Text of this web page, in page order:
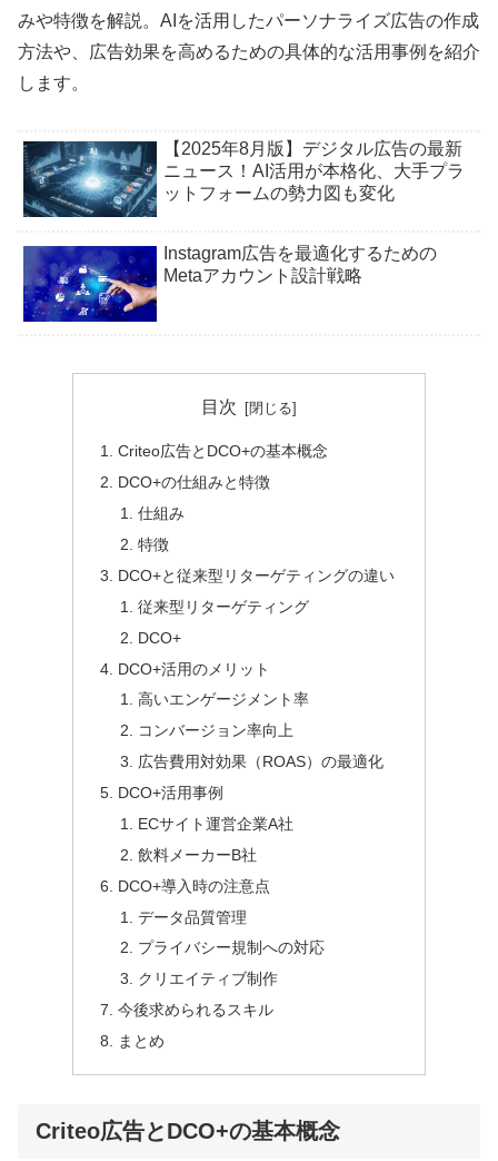
みや特徴を解説。AIを活用したパーソナライズ広告の作成
方法や、広告効果を高めるための具体的な活用事例を紹介
します。
【2025年8月版】デジタル広告の最新
ニュース！AI活用が本格化、大手プラ
ットフォームの勢力図も変化
Instagram広告を最適化するための
Metaアカウント設計戦略
目次
Criteo広告とDCO+の基本概念
DCO+の仕組みと特徴
仕組み
特徴
DCO+と従来型リターゲティングの違い
従来型リターゲティング
DCO+
DCO+活用のメリット
高いエンゲージメント率
コンバージョン率向上
広告費用対効果（ROAS）の最適化
DCO+活用事例
ECサイト運営企業A社
飲料メーカーB社
DCO+導入時の注意点
データ品質管理
プライバシー規制への対応
クリエイティブ制作
今後求められるスキル
まとめ
Criteo広告とDCO+の基本概念